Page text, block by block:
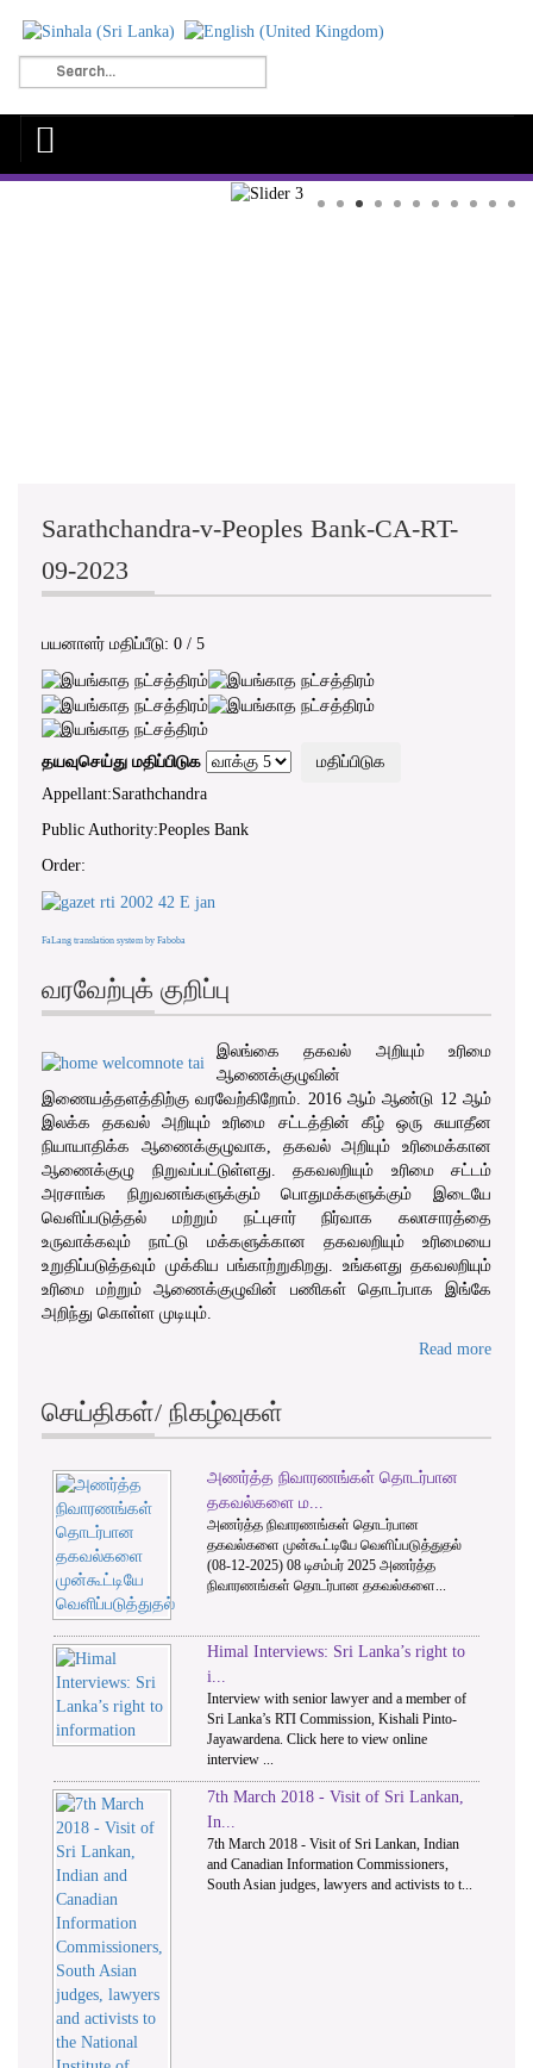
Sarathchandra-v-Peoples Bank-CA-RT-
09-2023
பயனாளர் மதிப்பீடு: 0 / 5
தயவுசெய்து மதிப்பிடுக
Appellant:Sarathchandra
Public Authority:Peoples Bank
Order:
FaLang translation system by Faboba
வரவேற்புக் குறிப்பு
இலங்கை தகவல் அறியும் உரிமை
ஆணைக்குழுவின்
இணையத்தளத்திற்கு வரவேற்கிறோம். 2016 ஆம் ஆண்டு 12 ஆம்
இலக்க தகவல் அறியும் உரிமை சட்டத்தின் கீழ் ஒரு சுயாதீன
நியாயாதிக்க ஆணைக்குழுவாக, தகவல் அறியும் உரிமைக்கான
ஆணைக்குழு நிறுவப்பட்டுள்ளது. தகவலறியும் உரிமை சட்டம்
அரசாங்க நிறுவனங்களுக்கும் பொதுமக்களுக்கும் இடையே
வெளிப்படுத்தல் மற்றும் நட்புசார் நிர்வாக கலாசாரத்தை
உருவாக்கவும் நாட்டு மக்களுக்கான தகவலறியும் உரிமையை
உறுதிப்படுத்தவும் முக்கிய பங்காற்றுகிறது. உங்களது தகவலறியும்
உரிமை மற்றும் ஆணைக்குழுவின் பணிகள் தொடர்பாக இங்கே
அறிந்து கொள்ள முடியும்.
Read more
செய்திகள்/ நிகழ்வுகள்
1 2
அணர்த்த நிவாரணங்கள் தொடர்பான
தகவல்களை ம...
அணர்த்த நிவாரணங்கள் தொடர்பான
தகவல்களை முன்கூட்டியே வெளிப்படுத்துதல்
(08-12-2025) 08 டிசம்பர் 2025 அணர்த்த
நிவாரணங்கள் தொடர்பான தகவல்களை...
Himal Interviews: Sri Lanka’s right to
i...
Interview with senior lawyer and a member of
Sri Lanka’s RTI Commission, Kishali Pinto-
Jayawardena. Click here to view online
interview ...
7th March 2018 - Visit of Sri Lankan,
In...
7th March 2018 - Visit of Sri Lankan, Indian
and Canadian Information Commissioners,
South Asian judges, lawyers and activists to t...